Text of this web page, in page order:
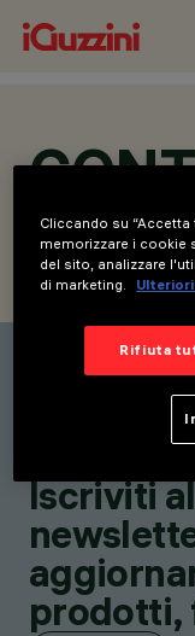
CONTATTI
Elenco
Rimani
nostre
Iscriviti
prodotti,
Cliccando su
memorizzare i cookie
del sito, analizzare
di marketing.
Rifiuta